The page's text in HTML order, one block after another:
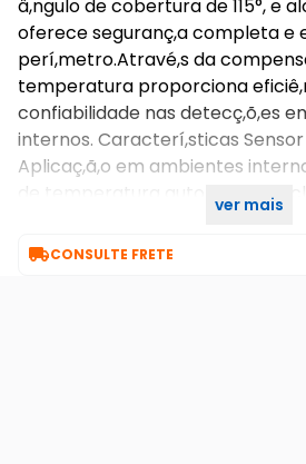
â,ngulo de cobertura de 115°, e
oferece seguranç,a completa e
perí,metro.Atravé,s da
temperatura proporciona
confiabilidade nas detecç,õ,es
internos. Caracterí,sticas Sensor
Aplicaç,ã,o em ambientes
de temperatura automá,tica
ver mais
CONSULTE FRETE